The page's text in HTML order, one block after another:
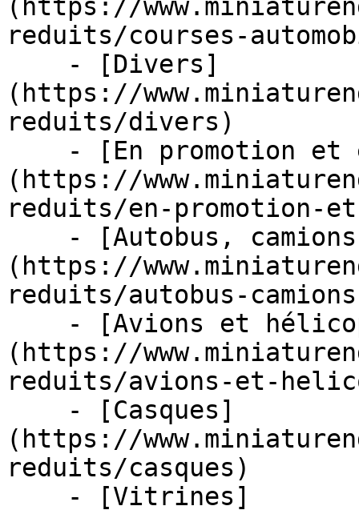
(https://
reduits/courses-
(https://
reduits/divers)
(https://
reduits/en-promotion-
(https://
reduits/autobus-
(https://
reduits/avions-et-
(https://
reduits/casques)